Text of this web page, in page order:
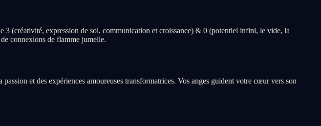
(créativité, expression de soi, communication et croissance) & 0 (potentiel infini, le vide, la
connexions de flamme jumelle.
et des expériences amoureuses transformatrices. Vos anges guident votre cœur vers son